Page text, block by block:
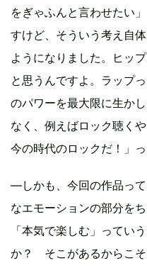
をぎゃふんと言わせたい
すけど、そういう考え自
ようになりました。ヒッ
と思うんですよ。ラップ
のパワーを最大限に生か
なく、例えばロック聴く
今の時代のロックだ！」っ
―しかも、今回の作品っ
なエモーションの部分を
「本気で楽しむ」ってい
か？ そこがあるからこそ